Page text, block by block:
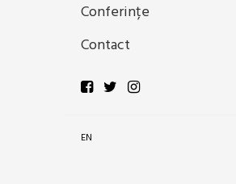
Conferințe
Contact
EN